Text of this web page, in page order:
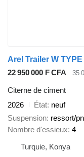
Arel Trailer W
22 950 000 F CFA
35
Citerne de ciment
2026
État neuf
Suspension ressort/
Nombre d'essieux 4
Turquie, Konya